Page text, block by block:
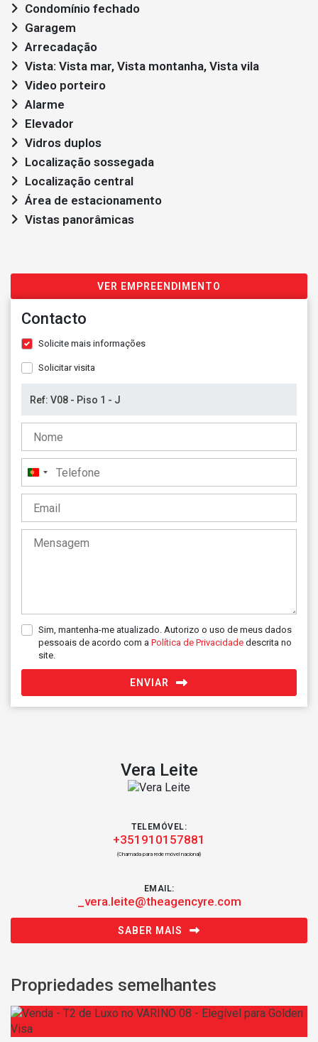
Condomínio fechado
Garagem
Arrecadação
Vista: Vista mar, Vista montanha, Vista vila
Video porteiro
Alarme
Elevador
Vidros duplos
Localização sossegada
Localização central
Área de estacionamento
Vistas panorâmicas
VER EMPREENDIMENTO
Contacto
Solicite mais informações
Solicitar visita
Portugal
+351
Sim, mantenha-me atualizado. Autorizo o uso de meus dados
pessoais de acordo com a Política de Privacidade descrita no
site.
ENVIAR
Vera Leite
TELEMÓVEL:
+351910157881
(Chamada para rede móvel nacional)
EMAIL:
_vera.leite@theagencyre.com
SABER MAIS
Propriedades semelhantes